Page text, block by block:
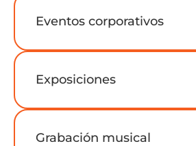
Eventos corporativos
Exposiciones
Grabación musical